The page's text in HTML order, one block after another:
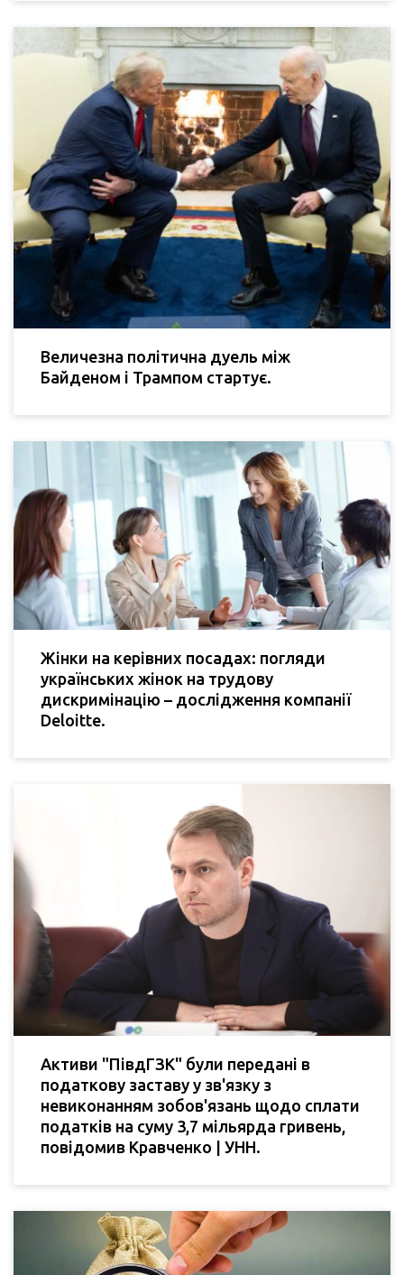
Величезна політична дуель між
Байденом і Трампом стартує.
Жінки на керівних посадах: погляди
українських жінок на трудову
дискримінацію – дослідження компанії
Deloitte.
Активи "ПівдГЗК" були передані в
податкову заставу у зв'язку з
невиконанням зобов'язань щодо сплати
податків на суму 3,7 мільярда гривень,
повідомив Кравченко | УНН.